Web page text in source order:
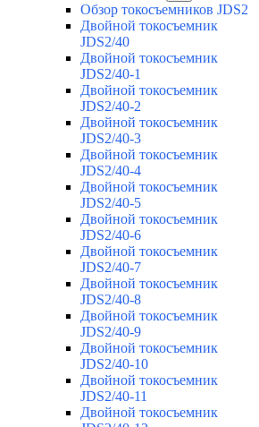
Обзор токосъемников JDS2
Двойной токосъемник
JDS2/40
Двойной токосъемник
JDS2/40-1
Двойной токосъемник
JDS2/40-2
Двойной токосъемник
JDS2/40-3
Двойной токосъемник
JDS2/40-4
Двойной токосъемник
JDS2/40-5
Двойной токосъемник
JDS2/40-6
Двойной токосъемник
JDS2/40-7
Двойной токосъемник
JDS2/40-8
Двойной токосъемник
JDS2/40-9
Двойной токосъемник
JDS2/40-10
Двойной токосъемник
JDS2/40-11
Двойной токосъемник